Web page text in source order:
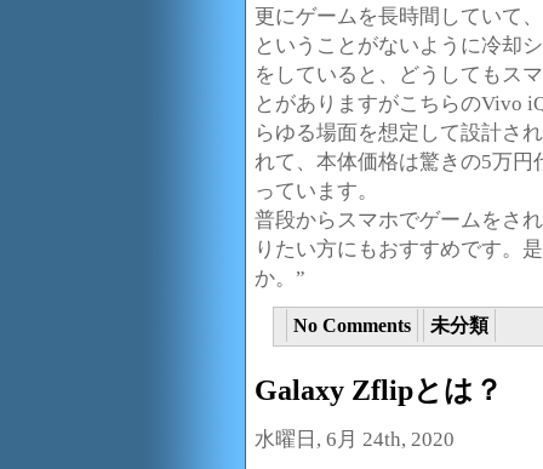
更にゲームを長時間していて
ということがないように冷却
をしていると、どうしてもス
とがありますがこちらのVivo
らゆる場面を想定して設計さ
れて、本体価格は驚きの5万
っています。
普段からスマホでゲームをさ
りたい方にもおすすめです。
か。”
No Comments 未分類
Galaxy Zflipとは？
水曜日, 6月 24th, 2020